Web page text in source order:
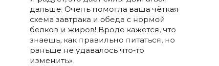
дальше. Очень помогла ваша чёткая
схема завтрака и обеда с нормой
белков и жиров! Вроде кажется, что
знаешь, как правильно питаться, но
раньше не удавалось что-то
изменить».